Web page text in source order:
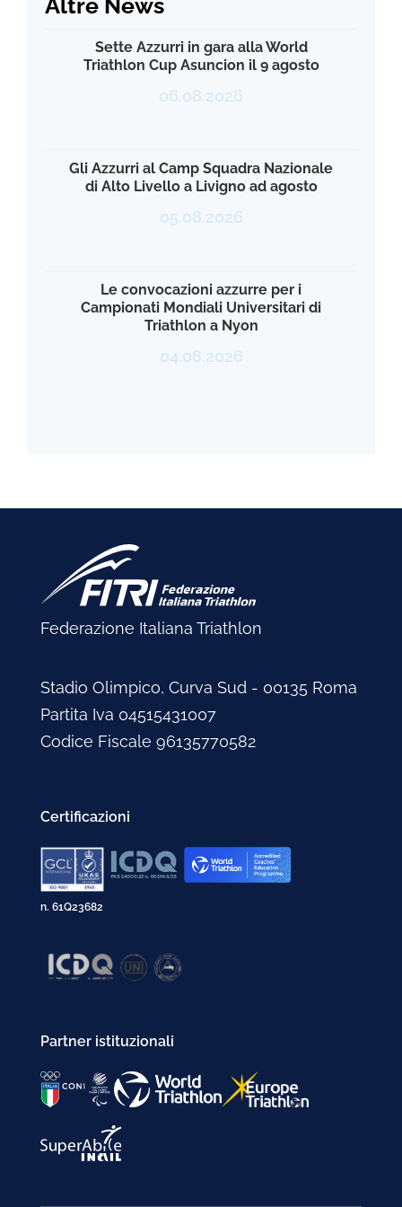
Altre News
Sette Azzurri in gara alla World
Triathlon Cup Asuncion il 9 agosto
06.08.2026
Gli Azzurri al Camp Squadra Nazionale
di Alto Livello a Livigno ad agosto
05.08.2026
Le convocazioni azzurre per i
Campionati Mondiali Universitari di
Triathlon a Nyon
04.08.2026
Federazione Italiana Triathlon
Stadio Olimpico, Curva Sud - 00135 Roma
Partita Iva 04515431007
Codice Fiscale 96135770582
Certificazioni
n. 61Q23682
Partner istituzionali